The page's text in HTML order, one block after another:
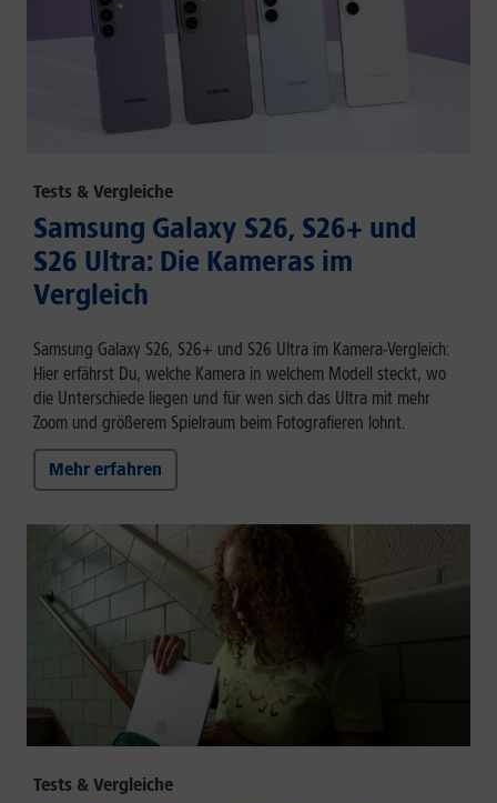
Tests & Vergleiche
Samsung Galaxy S26, S26+ und
S26 Ultra: Die Kameras im
Vergleich
Samsung Galaxy S26, S26+ und S26 Ultra im Kamera-Vergleich:
Hier erfährst Du, welche Kamera in welchem Modell steckt, wo
die Unterschiede liegen und für wen sich das Ultra mit mehr
Zoom und größerem Spielraum beim Fotografieren lohnt.
Mehr erfahren
Tests & Vergleiche